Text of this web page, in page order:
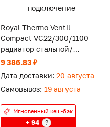
Royal Thermo Ventil
Compact VC22/300/1100
радиатор стальной/
панельный нижнее
9 386.83 ₽
Дата доставки: 20 августа
Самовывоз: 19 августа
Мгновенный кеш-бэк
+ 94 ?